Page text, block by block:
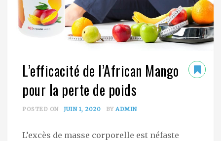
L’efficacité de l’African Mango
pour la perte de poids
POSTED ON JUIN 1, 2020 BY ADMIN
L’excès de masse corporelle est néfaste